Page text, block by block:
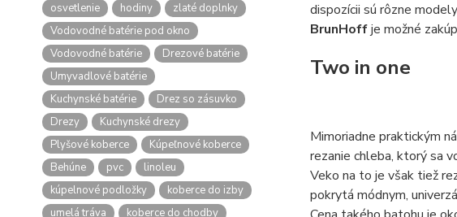
osvetlenie
hodiny
zlaté doplnky
Vodovodné batérie pod okno
Vodovodné batérie
Drezové batérie
Umyvadlové batérie
Kuchynské batérie
Drez so zásuvko
Drezy
Kuchynské drezy
Plyšové koberce
Kúpeľnové koberce
Behúne
pvc
linoleu
kúpelnové podložky
koberce do izby
umelá tráva
koberce do chodby
dispozícii sú rôzne
BrunHoffje možné
Two in one
Mimoriadne praktickým
rezanie chleba, ktorý sa
Veko na to je však tiež
pokrytá módnym,